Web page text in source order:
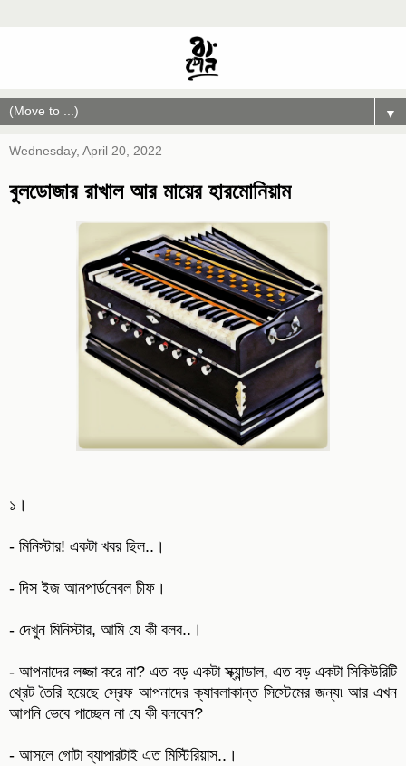
▼
Wednesday, April 20, 2022
বুলডোজার রাখাল আর মায়ের হারমোনিয়াম
১।
- মিনিস্টার! একটা খবর ছিল..।
- দিস ইজ আনপার্ডনেবল চীফ।
- দেখুন মিনিস্টার, আমি যে কী বলব..।
- আপনাদের লজ্জা করে না? এত বড় একটা স্ক্যান্ডাল, এত বড় একটা সিকিউরিটি
থ্রেট তৈরি হয়েছে স্রেফ আপনাদের ক্যাবলাকান্ত সিস্টেমের জন্য৷ আর এখন
আপনি ভেবে পাচ্ছেন না যে কী বলবেন?
- আসলে গোটা ব্যাপারটাই এত মিস্টিরিয়াস..।